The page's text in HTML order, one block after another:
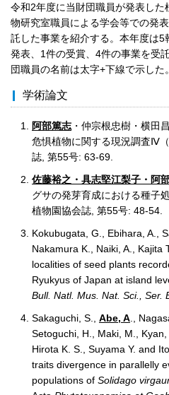
令和2年度に当財団職員が発表し
物研究室職員による学会等での発
託した事業を紹介する。本年度は
発表、1件の受賞、4件の事業を受
団職員の名前は太字+下線で示した。
学術論文
阿部篤志 ・仲宗根忠樹・横田
危惧植物に関する現況調査Ⅳ
誌, 第55号: 63-69.
佐藤裕之・具志堅江梨子・阿
グサの発芽育成における種子
植物園協会誌, 第55号: 48-54.
Kokubugata, G., Ebihara, A.,
Nakamura K., Naiki, A., Kajita
localities of seed plants
Ryukyus of Japan at island
Bull. Natl. Mus. Nat. Sci., Ser.
Sakaguchi, S., Abe, A .,
Setoguchi, H., Maki, M., Kyan,
Hirota K. S., Suyama Y. and
traits divergence in parallelly
populations of Solidago